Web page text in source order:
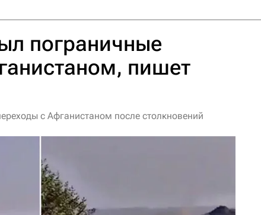
пограничные
пишет
с Афганистаном после столкновений